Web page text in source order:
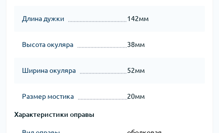
Длина дужки 142мм
Высота окуляра 38мм
Ширина окуляра 52мм
Размер мостика 20мм
Характеристики оправы